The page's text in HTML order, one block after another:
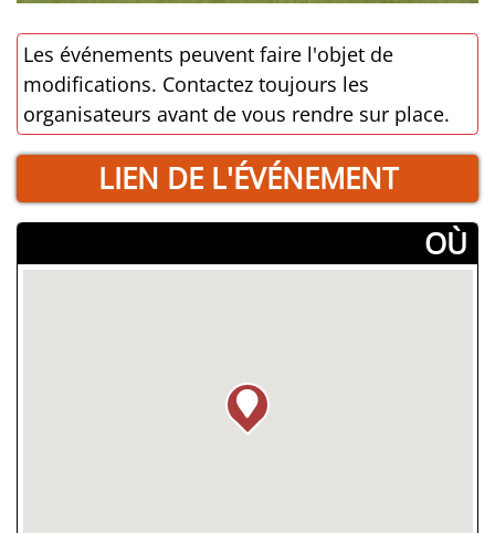
Les événements peuvent faire l'objet de
modifications. Contactez toujours les
organisateurs avant de vous rendre sur place.
LIEN DE L'ÉVÉNEMENT
­OÙ